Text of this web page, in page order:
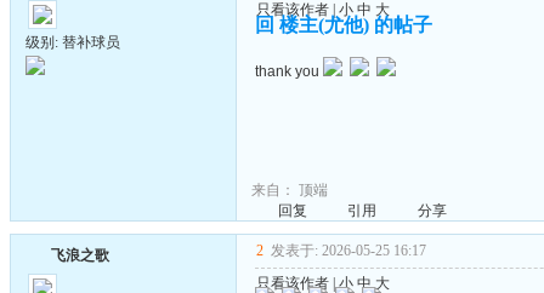
级别: 替补球员
只看该作者 小 中 大
回 楼主(尤他) 的帖子
thank you
来自： 顶端
回复
引用 分享
飞浪之歌 2 发表于: 2026-05-25 16:17
只看该作者 |小 中 大